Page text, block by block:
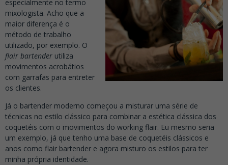
especialmente no termo
mixologista. Acho que a
maior diferença é o
método de trabalho
utilizado, por exemplo. O
flair bartender utiliza
movimentos acrobátios
com garrafas para entreter
os clientes.
Já o bartender moderno começou a misturar uma série de
técnicas no estilo clássico para combinar a estética clássica dos
coquetéis com o movimentos do working flair. Eu mesmo seria
um exemplo, já que tenho uma base de coquetéis clássicos e
anos como flair bartender e agora misturo os estilos para ter
minha própria identidade.